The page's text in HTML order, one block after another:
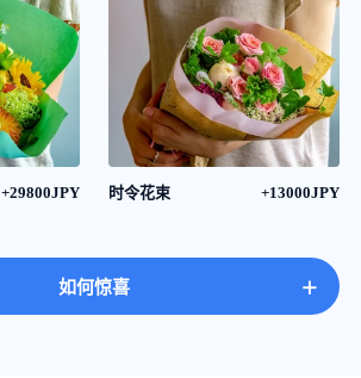
+29800JPY 时令花束 +13000JPY
如何惊喜 +